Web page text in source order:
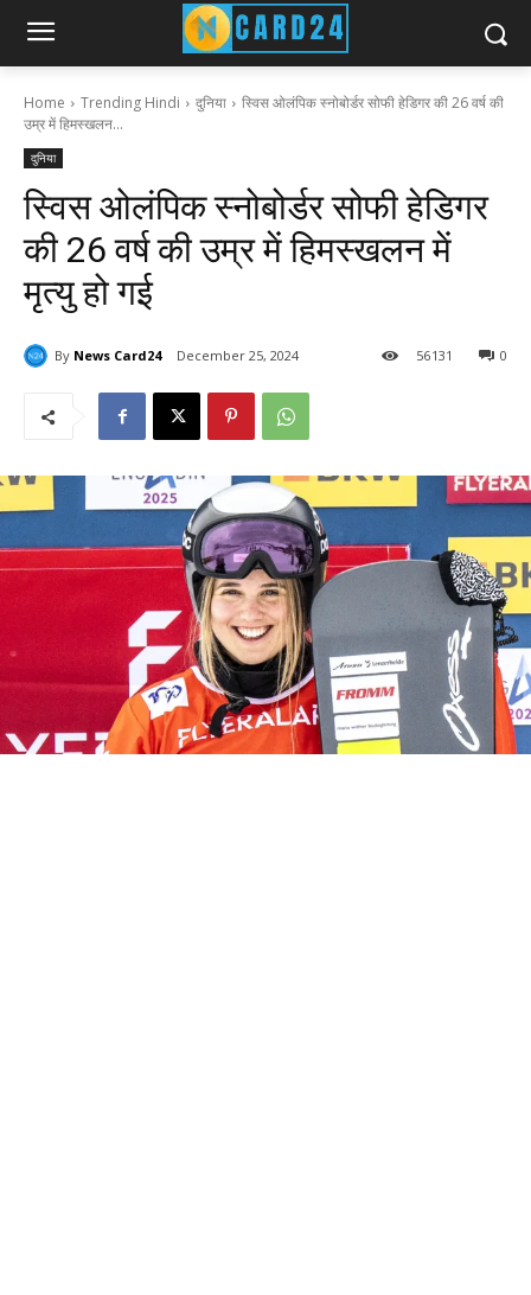
Home Trending Hindi दुनिया
स्विस ओलंपिक स्नोबोर्डर सोफी हेडिगर की 26 वर्ष की
उम्र में हिमस्खलन...
दुनिया
स्विस ओलंपिक स्नोबोर्डर सोफी हेडिगर
की 26 वर्ष की उम्र में हिमस्खलन में
मृत्यु हो गई
By News Card24 December 25, 2024 0
56131